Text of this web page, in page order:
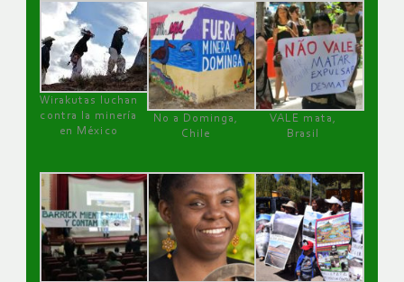
Wirakutas luchan
contra la minería
en México
No a Dominga,
Chile
VALE mata,
Brasil